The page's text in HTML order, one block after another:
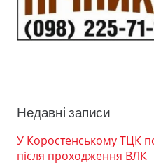
Недавні записи
У Коростенському ТЦК
після проходження ВЛК